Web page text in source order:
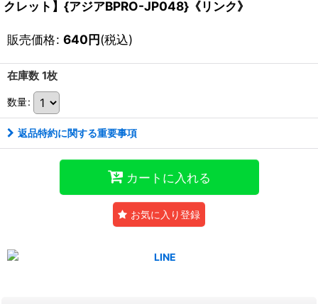
クレット】{アジアBPRO-JP048}《リンク》
販売価格: 640円(税込)
在庫数 1枚
数量:
返品特約に関する重要事項
カートに入れる
お気に入り登録